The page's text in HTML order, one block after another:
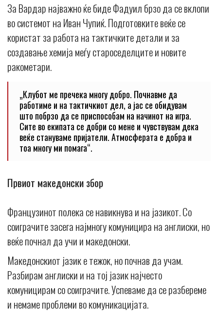
За Вардар најважно ќе биде Фадуил брзо да се вклопи
во системот на Иван Чупиќ. Подготовките веќе се
користат за работа на тактичките детали и за
создавање хемија меѓу староседелците и новите
ракометари.
„Клубот ме пречека многу добро. Почнавме да
работиме и на тактичкиот дел, а јас се обидувам
што побрзо да се приспособам на начинот на игра.
Сите во екипата се добри со мене и чувствувам дека
веќе стануваме пријатели. Атмосферата е добра и
тоа многу ми помага“.
Првиот македонски збор
Французинот полека се навикнува и на јазикот. Со
соиграчите засега најмногу комуницира на англиски, но
веќе почнал да учи и македонски.
Македонскиот јазик е тежок, но почнав да учам.
Разбирам англиски и на тој јазик најчесто
комуницирам со соиграчите. Успеваме да се разбереме
и немаме проблеми во комуникацијата.